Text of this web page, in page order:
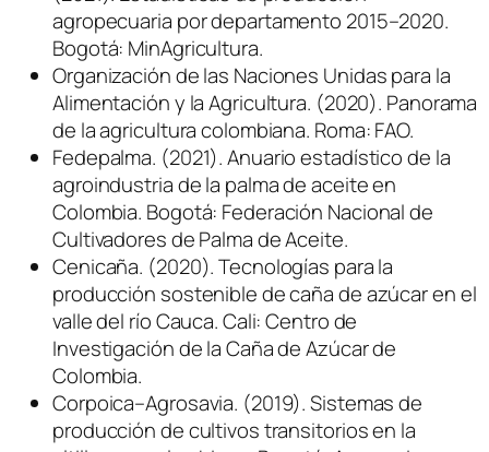
agropecuaria por departamento 2015–2020.
Bogotá: MinAgricultura.
Organización de las Naciones Unidas para la
Alimentación y la Agricultura. (2020). Panorama
de la agricultura colombiana. Roma: FAO.
Fedepalma. (2021). Anuario estadístico de la
agroindustria de la palma de aceite en
Colombia. Bogotá: Federación Nacional de
Cultivadores de Palma de Aceite.
Cenicaña. (2020). Tecnologías para la
producción sostenible de caña de azúcar en el
valle del río Cauca. Cali: Centro de
Investigación de la Caña de Azúcar de
Colombia.
Corpoica–Agrosavia. (2019). Sistemas de
producción de cultivos transitorios en la